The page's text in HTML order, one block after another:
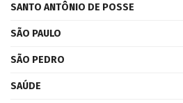
SANTO ANTÔNIO DE POSSE
SÃO PAULO
SÃO PEDRO
SAÚDE